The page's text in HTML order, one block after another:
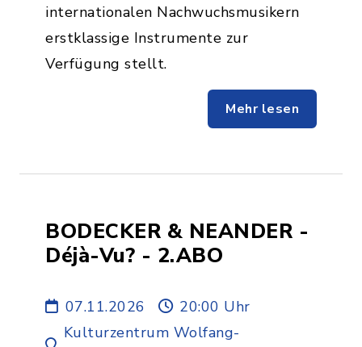
internationalen Nachwuchsmusikern
erstklassige Instrumente zur
Verfügung stellt.
Mehr lesen
BODECKER & NEANDER -
Déjà-Vu? - 2.ABO
07.11.2026
20:00 Uhr
Kulturzentrum Wolfang-